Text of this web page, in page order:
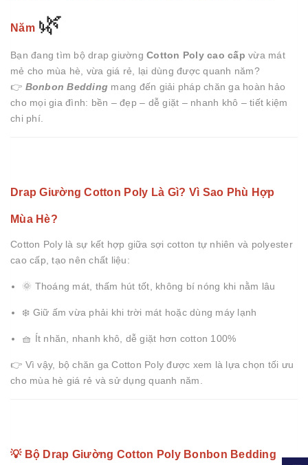
Năm 🌿
Bạn đang tìm bộ drap giường Cotton Poly cao cấp vừa mát
mẻ cho mùa hè, vừa giá rẻ, lại dùng được quanh năm?
👉 Bonbon Bedding mang đến giải pháp chăn ga hoàn hảo
cho mọi gia đình: bền – đẹp – dễ giặt – nhanh khô – tiết kiệm
chi phí.
Drap Giường Cotton Poly Là Gì? Vì Sao Phù Hợp
Mùa Hè?
Cotton Poly là sự kết hợp giữa sợi cotton tự nhiên và polyester
cao cấp, tạo nên chất liệu:
🌞 Thoáng mát, thấm hút tốt, không bí nóng khi nằm lâu
❄️ Giữ ấm vừa phải khi trời mát hoặc dùng máy lạnh
🧺 Ít nhăn, nhanh khô, dễ giặt hơn cotton 100%
👉 Vì vậy, bộ chăn ga Cotton Poly được xem là lựa chọn tối ưu
cho mùa hè giá rẻ và sử dụng quanh năm.
💡 Bộ Drap Giường Cotton Poly Bonbon Bedding